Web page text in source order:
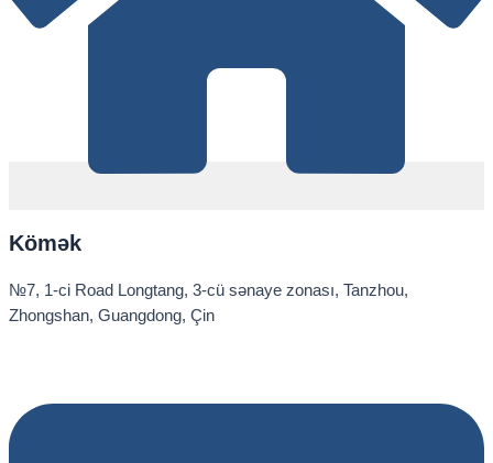
Kömək
№7, 1-ci Road Longtang, 3-cü sənaye zonası, Tanzhou,
Zhongshan, Guangdong, Çin